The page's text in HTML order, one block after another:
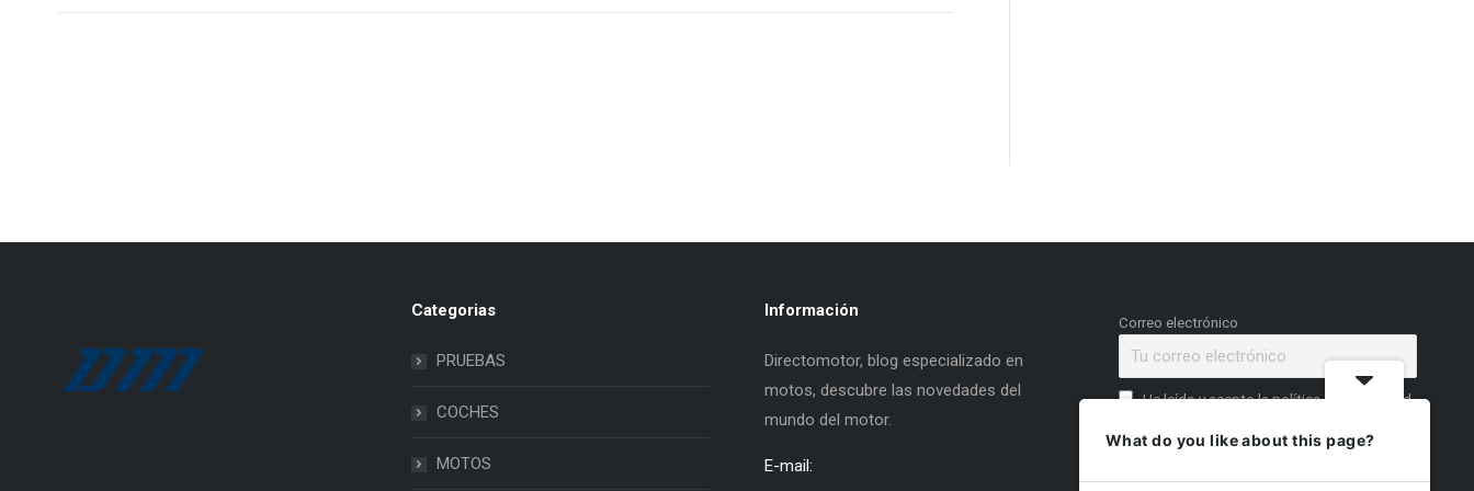
Categorias
PRUEBAS
COCHES
MOTOS
Información
Directomotor, blog especializado en
motos, descubre las novedades del
mundo del motor.
E-mail:
Correo electrónico
He leído y acepto la política de privacidad
What do you like about this page?